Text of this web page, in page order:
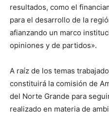
resultados, como el
para el desarrollo de la
afianzando un marco
opiniones y de partidos».
A raíz de los temas
constituirá la comisión de
del Norte Grande para
realizado en materia de